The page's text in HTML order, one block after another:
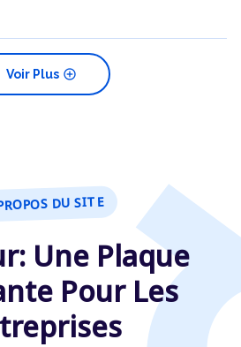
add_circle
Voir Plus
DU SITE
Une Plaque
Pour Les